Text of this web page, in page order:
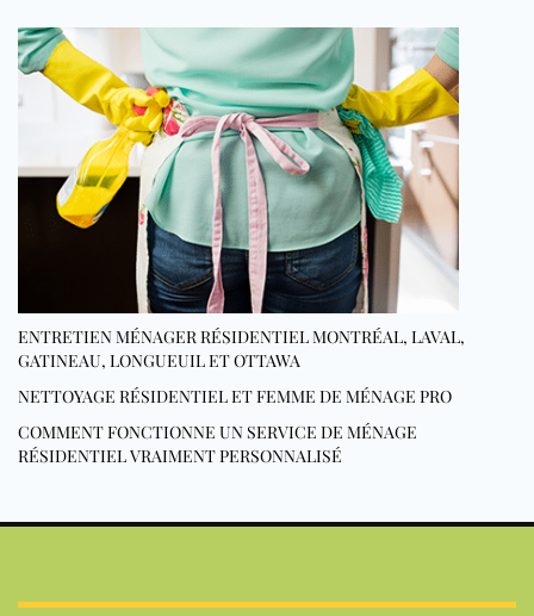
ENTRETIEN MÉNAGER RÉSIDENTIEL MONTRÉAL, LAVAL,
GATINEAU, LONGUEUIL ET OTTAWA
NETTOYAGE RÉSIDENTIEL ET FEMME DE MÉNAGE PRO
COMMENT FONCTIONNE UN SERVICE DE MÉNAGE
RÉSIDENTIEL VRAIMENT PERSONNALISÉ